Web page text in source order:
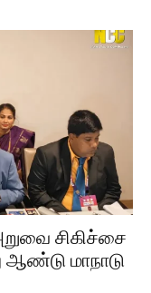
சிகிச்சை
ஆண்டு மாநாடு